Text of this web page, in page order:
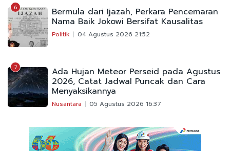
6 Bermula dari Ijazah, Perkara Pencemaran
Nama Baik Jokowi Bersifat Kausalitas
Politik 04 Agustus 2026 21:52
7 Ada Hujan Meteor Perseid pada Agustus
2026, Catat Jadwal Puncak dan Cara
Menyaksikannya
Nusantara 05 Agustus 2026 16:37